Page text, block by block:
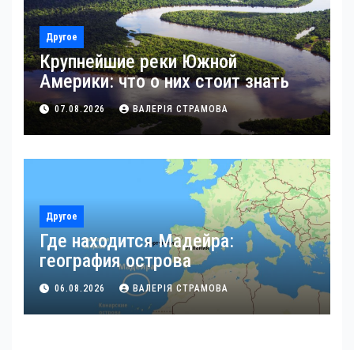
Другое
Крупнейшие реки Южной
Америки: что о них стоит знать
07.08.2026 ВАЛЕРІЯ СТРАМОВА
Другое
Где находится Мадейра:
география острова
06.08.2026 ВАЛЕРІЯ СТРАМОВА